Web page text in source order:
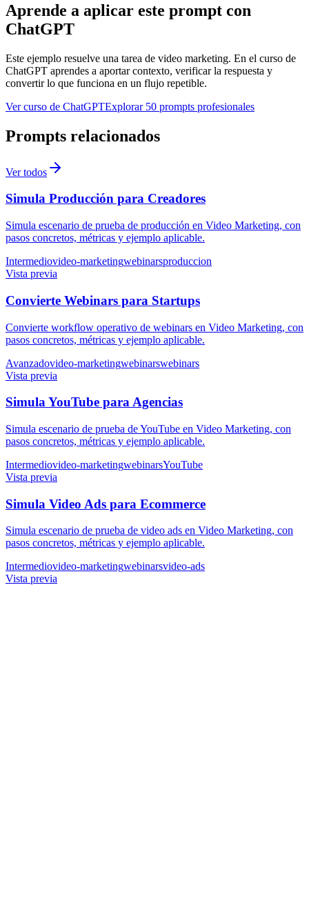
Aprende a aplicar este prompt con
ChatGPT
Este ejemplo resuelve una tarea de video marketing. En el curso de
ChatGPT aprendes a aportar contexto, verificar la respuesta y
convertir lo que funciona en un flujo repetible.
Ver curso de ChatGPTExplorar 50 prompts profesionales
Prompts relacionados
Ver todos
Simula Producción para Creadores
Simula escenario de prueba de producción en Video Marketing, con
pasos concretos, métricas y ejemplo aplicable.
Intermediovideo-marketingwebinarsproduccion
Vista previa
Convierte Webinars para Startups
Convierte workflow operativo de webinars en Video Marketing, con
pasos concretos, métricas y ejemplo aplicable.
Avanzadovideo-marketingwebinarswebinars
Vista previa
Simula YouTube para Agencias
Simula escenario de prueba de YouTube en Video Marketing, con
pasos concretos, métricas y ejemplo aplicable.
Intermediovideo-marketingwebinarsYouTube
Vista previa
Simula Video Ads para Ecommerce
Simula escenario de prueba de video ads en Video Marketing, con
pasos concretos, métricas y ejemplo aplicable.
Intermediovideo-marketingwebinarsvideo-ads
Vista previa